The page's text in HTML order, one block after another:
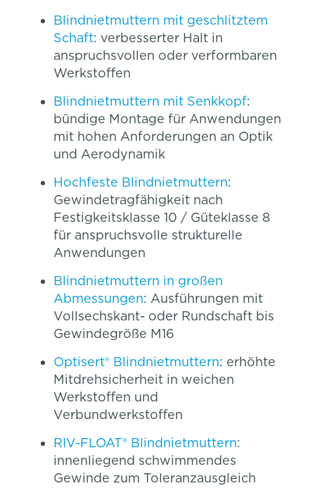
Blindnietmuttern mit geschlitztem
Schaft: verbesserter Halt in
anspruchsvollen oder verformbaren
Werkstoffen
Blindnietmuttern mit Senkkopf:
bündige Montage für Anwendungen
mit hohen Anforderungen an Optik
und Aerodynamik
Hochfeste Blindnietmuttern:
Gewindetragfähigkeit nach
Festigkeitsklasse 10 / Güteklasse 8
für anspruchsvolle strukturelle
Anwendungen
Blindnietmuttern in großen
Abmessungen: Ausführungen mit
Vollsechskant- oder Rundschaft bis
Gewindegröße M16
Optisert® Blindnietmuttern: erhöhte
Mitdrehsicherheit in weichen
Werkstoffen und
Verbundwerkstoffen
RIV-FLOAT® Blindnietmuttern:
innenliegend schwimmendes
Gewinde zum Toleranzausgleich